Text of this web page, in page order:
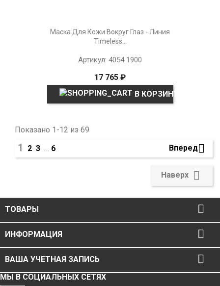
Маска Для Кожи Вокруг Глаз - Линия
Timeless...
Артикул: 4054 1900
17 765 ₽
В КОРЗИНУ
Показано 1-12 из 69
1 2 3 … 6 Вперед
Наверх 
ТОВАРЫ 
ИНФОРМАЦИЯ 
ВАША УЧЕТНАЯ ЗАПИСЬ 
МЫ В СОЦИАЛЬНЫХ СЕТЯХ